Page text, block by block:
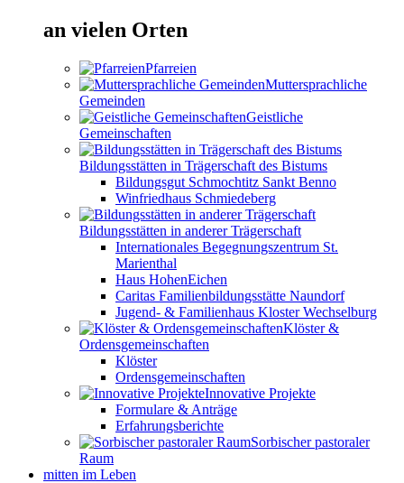
an vielen Orten
Pfarreien
Muttersprachliche
Gemeinden
Geistliche
Gemeinschaften
Bildungsstätten in Trägerschaft des Bistums
Bildungsgut Schmochtitz Sankt Benno
Winfriedhaus Schmiedeberg
Bildungsstätten in anderer Trägerschaft
Internationales Begegnungszentrum St.
Marienthal
Haus HohenEichen
Caritas Familienbildungsstätte Naundorf
Jugend- & Familienhaus Kloster Wechselburg
Klöster &
Ordensgemeinschaften
Klöster
Ordensgemeinschaften
Innovative Projekte
Formulare & Anträge
Erfahrungsberichte
Sorbischer pastoraler
Raum
mitten im Leben